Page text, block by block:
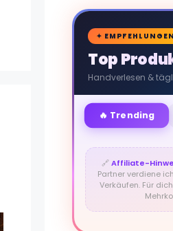
✦
Top
Handverlesen &
🔥 Trending
🔗Affiliate-
Partner verdiene
Verkäufen. Für